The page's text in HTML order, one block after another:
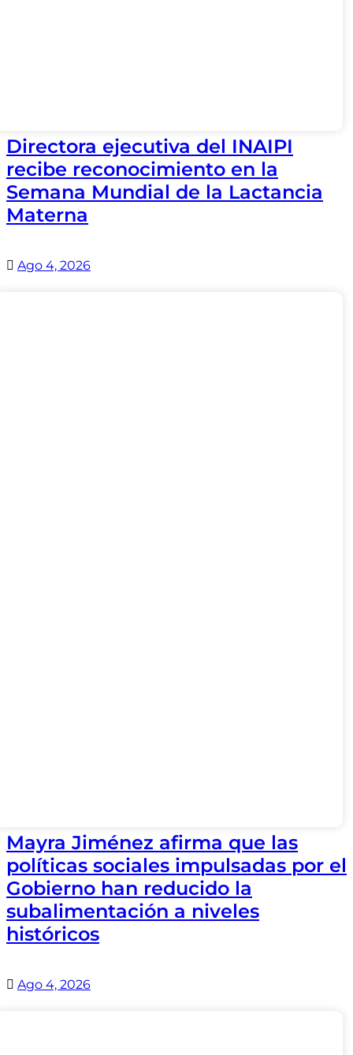
Directora ejecutiva del INAIPI
recibe reconocimiento en la
Semana Mundial de la Lactancia
Materna
Ago 4, 2026
Mayra Jiménez afirma que las
políticas sociales impulsadas por el
Gobierno han reducido la
subalimentación a niveles
históricos
Ago 4, 2026